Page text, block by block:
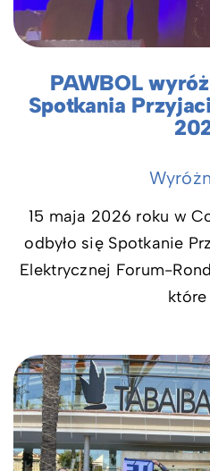
PAWBOL
Spotkania
15 maja 2026 roku w
odbyło się Spotkanie
Elektrycznej Forum-
które